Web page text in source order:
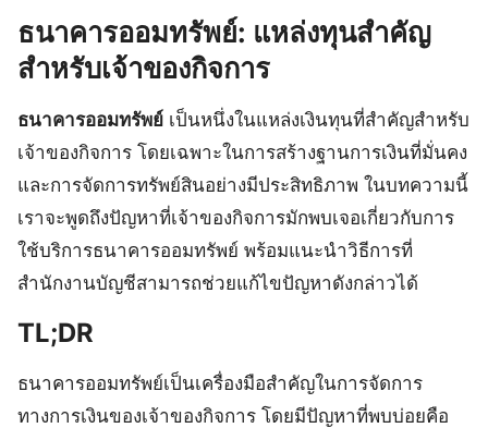
ธนาคารออมทรัพย์: แหล่งทุนสำคัญ
สำหรับเจ้าของกิจการ
ธนาคารออมทรัพย์ เป็นหนึ่งในแหล่งเงินทุนที่สำคัญสำหรับ
เจ้าของกิจการ โดยเฉพาะในการสร้างฐานการเงินที่มั่นคง
และการจัดการทรัพย์สินอย่างมีประสิทธิภาพ ในบทความนี้
เราจะพูดถึงปัญหาที่เจ้าของกิจการมักพบเจอเกี่ยวกับการ
ใช้บริการธนาคารออมทรัพย์ พร้อมแนะนำวิธีการที่
สำนักงานบัญชีสามารถช่วยแก้ไขปัญหาดังกล่าวได้
TL;DR
ธนาคารออมทรัพย์เป็นเครื่องมือสำคัญในการจัดการ
ทางการเงินของเจ้าของกิจการ โดยมีปัญหาที่พบบ่อยคือ